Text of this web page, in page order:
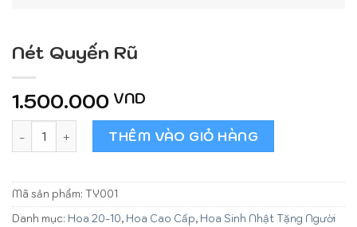
Nét Quyến Rũ
1.500.000 VND
Nét Quyến Rũ số lượngTHÊM VÀO GIỎ HÀNG
Mã sản phẩm: TY001
Danh mục: Hoa 20-10, Hoa Cao Cấp, Hoa Sinh Nhật Tặng Người